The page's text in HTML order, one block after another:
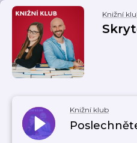
Knižní
Knižní klub